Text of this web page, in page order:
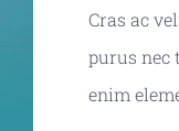
Cras ac
purus nec
enim